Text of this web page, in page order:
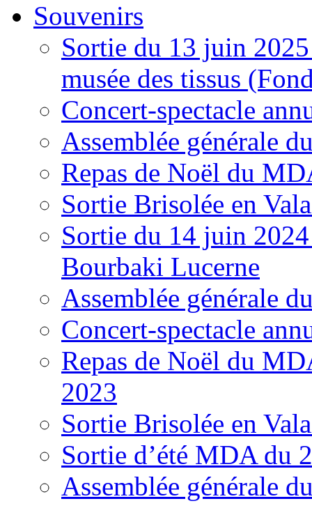
Souvenirs
Sortie du 13 juin
musée des tissus
Concert-spectacle
Assemblée générale
Repas de Noël du
Sortie Brisolée en
Sortie du 14 juin
Bourbaki Lucerne
Assemblée générale
Concert-spectacle
Repas de Noël du
2023
Sortie Brisolée en
Sortie d’été MDA du
Assemblée générale